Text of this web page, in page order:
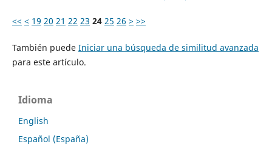
<< < 19 20 21 22 23 24 25 26 > >>
También puede Iniciar una búsqueda de similitud avanzada
para este artículo.
Idioma
English
Español (España)